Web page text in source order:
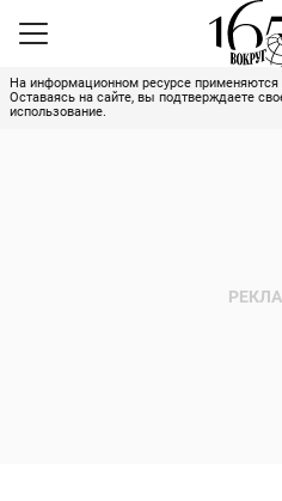
На информационном ресурсе
Оставаясь на сайте, вы подтверждаете
использование.